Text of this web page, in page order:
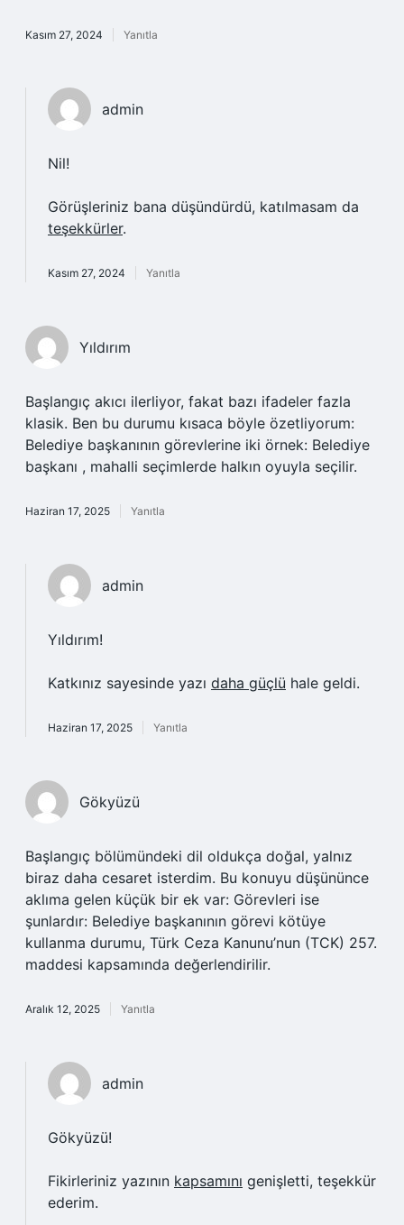
Kasım 27, 2024 Yanıtla
admin
Nil!
Görüşleriniz bana düşündürdü, katılmasam da
teşekkürler.
Kasım 27, 2024 Yanıtla
Yıldırım
Başlangıç akıcı ilerliyor, fakat bazı ifadeler fazla
klasik. Ben bu durumu kısaca böyle özetliyorum:
Belediye başkanının görevlerine iki örnek: Belediye
başkanı , mahalli seçimlerde halkın oyuyla seçilir.
Haziran 17, 2025 Yanıtla
admin
Yıldırım!
Katkınız sayesinde yazı daha güçlü hale geldi.
Haziran 17, 2025 Yanıtla
Gökyüzü
Başlangıç bölümündeki dil oldukça doğal, yalnız
biraz daha cesaret isterdim. Bu konuyu düşününce
aklıma gelen küçük bir ek var: Görevleri ise
şunlardır: Belediye başkanının görevi kötüye
kullanma durumu, Türk Ceza Kanunu’nun (TCK) 257.
maddesi kapsamında değerlendirilir.
Aralık 12, 2025 Yanıtla
admin
Gökyüzü!
Fikirleriniz yazının kapsamını genişletti, teşekkür
ederim.